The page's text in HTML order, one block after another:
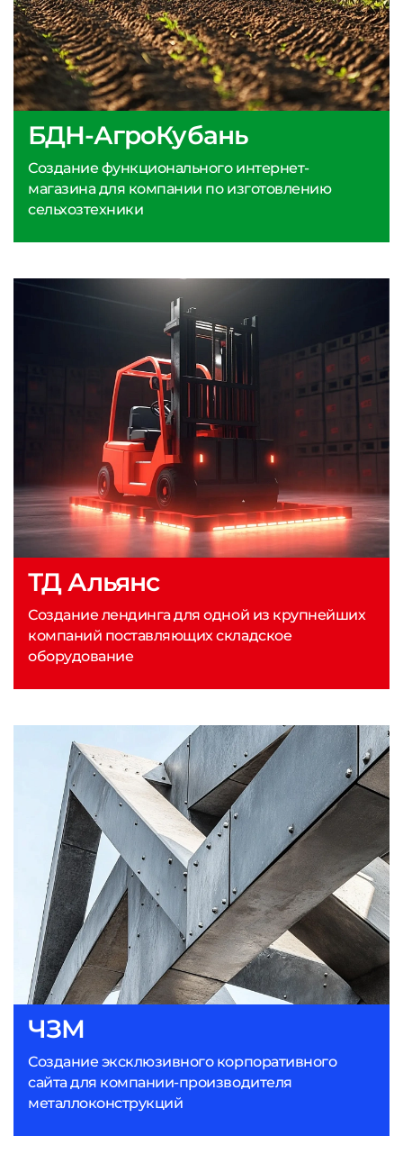
БДН-АгроКубань
Создание функционального интернет-
магазина для компании по изготовлению
сельхозтехники
ЧЗМ
Создание эксклюзивного корпоративного
сайта для компании-производителя
металлоконструкций
ТД Альянс
Создание лендинга для одной из крупнейших
компаний поставляющих складское
оборудование